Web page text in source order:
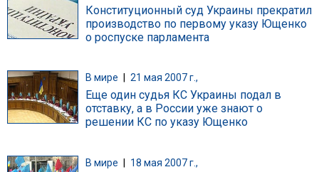
Конституционный суд Украины прекратил
производство по первому указу Ющенко
о роспуске парламента
В мире 21 мая 2007 г.,
Еще один судья КС Украины подал в
отставку, а в России уже знают о
решении КС по указу Ющенко
В мире | 18 мая 2007 г.,